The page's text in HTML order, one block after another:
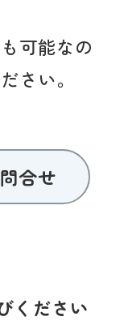
可能なの
さい。
合せ
ください